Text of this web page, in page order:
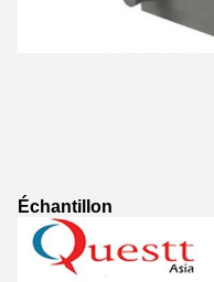
Échantillon